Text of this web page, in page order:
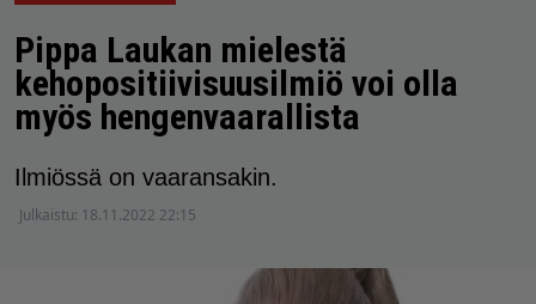
Pippa Laukan mielestä
kehopositiivisuusilmiö voi olla
myös hengenvaarallista
Ilmiössä on vaaransakin.
Julkaistu: 18.11.2022 22:15